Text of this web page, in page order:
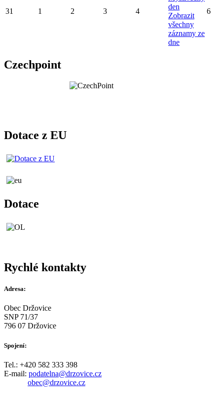
31 1 2 3 4
den
Zobrazit
všechny
záznamy ze
dne
6
Czechpoint
Dotace z EU
Dotace
Rychlé kontakty
Adresa:
Obec Držovice
SNP 71/37
796 07 Držovice
Spojení:
Tel.: +420 582 333 398
E-mail: podatelna@drzovice.cz
obec@drzovice.cz